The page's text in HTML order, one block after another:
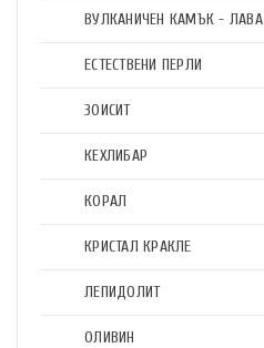
ВУЛКАНИЧЕН КАМЪК - ЛАВА
ЕСТЕСТВЕНИ ПЕРЛИ
ЗОИСИТ
КЕХЛИБАР
КОРАЛ
КРИСТАЛ КРАКЛЕ
ЛЕПИДОЛИТ
ОЛИВИН